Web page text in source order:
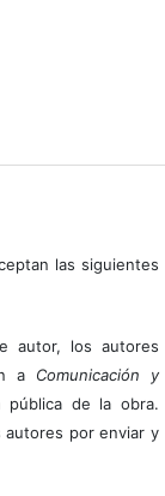
las siguientes
autor, los autores
a Comunicación y
pública de la obra.
autores por enviar y